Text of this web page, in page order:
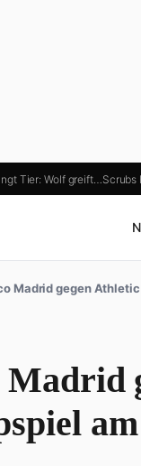
Tier: Wolf greift… Scrubs
Madrid gegen